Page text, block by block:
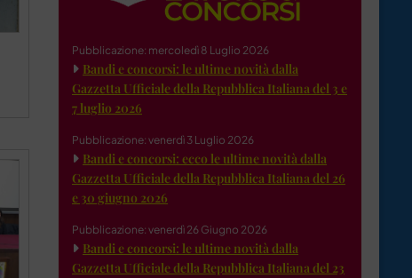
Pubblicazione: mercoledì 8 Luglio 2026
Bandi e concorsi: le ultime novità dalla
Gazzetta Ufficiale della Repubblica Italiana del 3 e
7 luglio 2026
Pubblicazione: venerdì 3 Luglio 2026
Bandi e concorsi: ecco le ultime novità dalla
Gazzetta Ufficiale della Repubblica Italiana del 26
e 30 giugno 2026
Pubblicazione: venerdì 26 Giugno 2026
Bandi e concorsi: le ultime novità dalla
Gazzetta Ufficiale della Repubblica Italiana del 23